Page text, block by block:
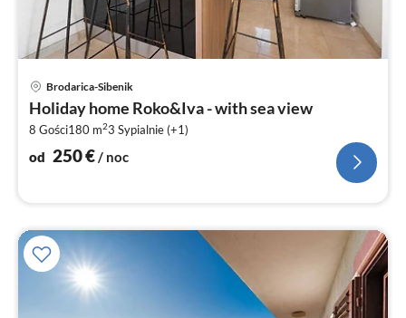
Brodarica-Sibenik
Holiday home Roko&Iva - with sea view
8 Gości180 m23 Sypialnie (+1)
od 250€/ noc